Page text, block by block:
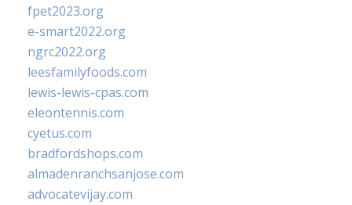
fpet2023.org
e-smart2022.org
ngrc2022.org
leesfamilyfoods.com
lewis-lewis-cpas.com
eleontennis.com
cyetus.com
bradfordshops.com
almadenranchsanjose.com
advocatevijay.com